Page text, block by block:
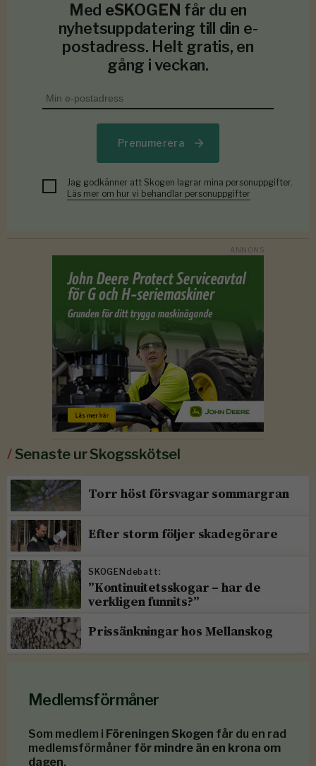
Med eSKOGEN får du en
nyhetsuppdatering till din e-
postadress. Helt gratis, en
gång i veckan.
Prenumerera
Jag godkänner att Skogen lagrar mina personuppgifter.
Läs mer om hur vi behandlar personuppgifter
/Senaste ur Skogsskötsel
Torr höst försvagar sommargran
Efter storm följer skadegörare
SKOGENdebatt:
”Kontinuitetsskogar – har de
verkligen funnits?”
Prissänkningar hos Mellanskog
Medlemsförmåner
Som medlem i Föreningen Skogen får du en rad
medlemsförmåner för mindre än en krona om
dagen.